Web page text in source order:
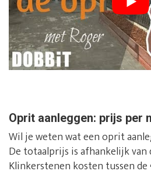
Oprit aanleggen: prijs per
Wil je weten wat een oprit
De totaalprijs is afhankelijk
Klinkerstenen kosten tussen de